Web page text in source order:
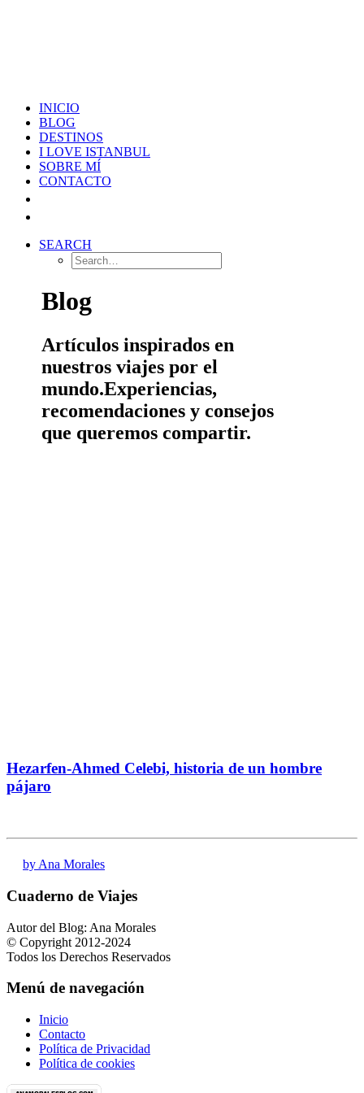
INICIO
BLOG
DESTINOS
I LOVE ISTANBUL
SOBRE MÍ
CONTACTO
SEARCH
Blog
Artículos inspirados en
nuestros viajes por el
mundo.Experiencias,
recomendaciones y consejos
que queremos compartir.
Hezarfen-Ahmed Celebi, historia de un hombre
pájaro
by Ana Morales
Cuaderno de Viajes
Autor del Blog: Ana Morales
© Copyright 2012-2024
Todos los Derechos Reservados
Menú de navegación
Inicio
Contacto
Política de Privacidad
Política de cookies